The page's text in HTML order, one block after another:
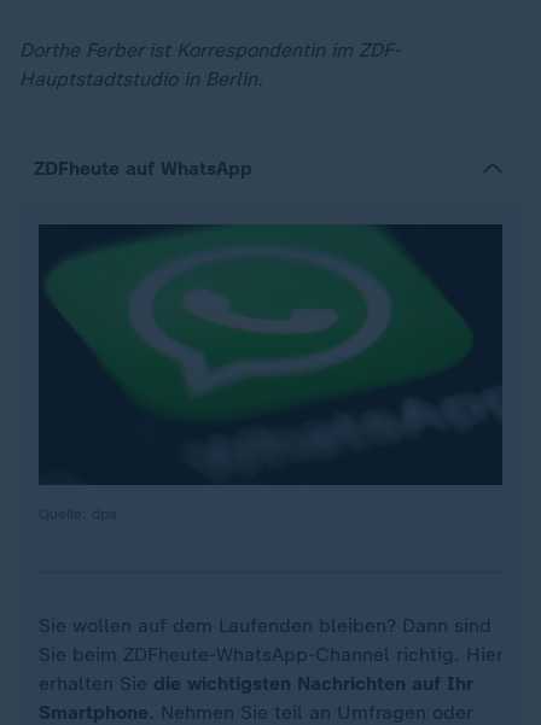
Dorthe Ferber ist Korrespondentin im ZDF-
Hauptstadtstudio in Berlin.
ZDFheute auf WhatsApp
Sie wollen auf dem Laufenden bleiben? Dann sind
Sie beim ZDFheute-WhatsApp-Channel richtig. Hier
erhalten Sie die wichtigsten Nachrichten auf Ihr
Smartphone. Nehmen Sie teil an Umfragen oder